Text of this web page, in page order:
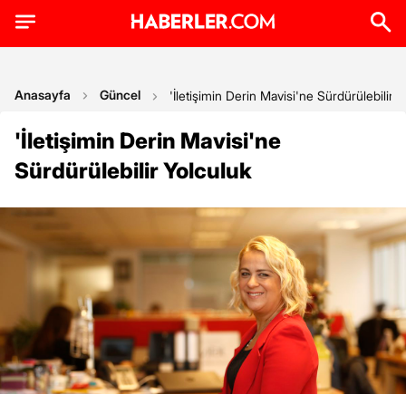
Anasayfa Güncel 'İletişimin Derin Mavisi'ne Sürdürülebilir
'İletişimin Derin Mavisi'ne
Sürdürülebilir Yolculuk